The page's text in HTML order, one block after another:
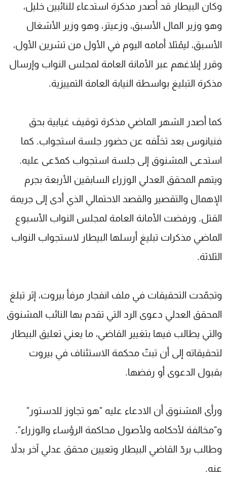
وكان البيطار قد أصدر مذكرة استدعاء للنائبين خليل،
وهو وزير المال الأسبق، وزعيتر، وهو وزير الأشغال
الأسبق، ليمْثلا أمامه اليوم في الأول من تشرين الأول،
وقرر إبلاغهم عبر الأمانة العامة لمجلس النواب وإرسال
مذكرة التبليغ بواسطة النيابة العامة التمييزية.
كما أصدر الشهر الماضي مذكرة توقيف غيابية بحق
فنيانوس بعد تخلّفه عن حضور جلسة استجواب. كما
استدعى المشنوق إلى جلسة استجواب كمدّعى عليه.
ويتهم المحقق العدلي الوزراء السابقين الأربعة بجرم
الإهمال والتقصير والقصد الاحتمالي الذي أدى إلى جريمة
القتل. ورفضت الأمانة العامة لمجلس النواب الأسبوع
الماضي مذكرات تبليغ أرسلها البيطار لاستجواب النواب
الثلاثة.
وتجمّدت التحقيقات في ملف انفجار مرفأ بيروت، إثر تبلغ
المحقق العدلي دعوى الرد التي تقدم بها النائب المشنوق
والتي يطالب فيها بتغيير القاضي، ما يعني تعليق البيطار
لتحقيقاته إلى أن تبتّ محكمة الاستئناف في بيروت
بقبول الدعوى أو رفضها.
ورأى المشنوق أن الادعاء عليه "هو تجاوز للدستور"
و"مخالفة لأحكامه ولأصول محاكمة الرؤساء والوزراء".
وطالب بردّ القاضي البيطار وتعيين محقق عدلي آخر بدلاً
عنه.